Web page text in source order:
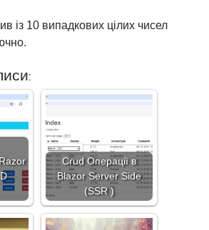
із 10 випадкових цілих чисел
Crud Операції в
Blazor Server Side
(SSR )